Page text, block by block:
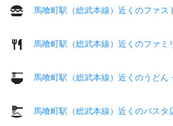
馬喰町駅（総武本線）近くのファス
馬喰町駅（総武本線）近くのファミ
馬喰町駅（総武本線）近くのうどん
馬喰町駅（総武本線）近くのパスタ